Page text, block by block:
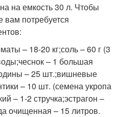
на емкость 30 л. Чтобы
вам потребуется
– 18-20 кг;соль – 60 г (3
– 1 большая
– 25 шт.;вишневые
– 10 шт. (семена укропа
– 1-2 стручка;эстрагон –
очищенная – 15 литров.